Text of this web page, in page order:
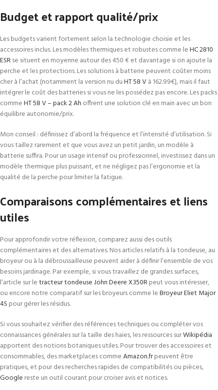
Budget et rapport qualité/prix
Les budgets varient fortement selon la technologie choisie et les
accessoires inclus. Les modèles thermiques et robustes comme leHC 2810
ESRse situent en moyenne autour des 450 € et davantage si on ajoute la
perche et les protections. Les solutions à batterie peuvent coûter moins
cher à l’achat (notamment la version nu duHT 58 Và 162.99€), mais il faut
intégrer le coût des batteries si vous ne les possédez pas encore. Les packs
commeHT 58 V – pack 2 Ah offrent une solution clé en main avec un bon
équilibre autonomie/prix.
Mon conseil : définissez d’abord la fréquence et l’intensité d’utilisation. Si
vous taillez rarement et que vous avez un petit jardin, un modèle à
batterie suffira. Pour un usage intensif ou professionnel, investissez dans un
modèle thermique plus puissant, et ne négligez pas l’ergonomie et la
qualité de la perche pour limiter la fatigue.
Comparaisons complémentaires et liens
utiles
Pour approfondir votre réflexion, comparez aussi des outils
complémentaires et des alternatives. Nos articles relatifs à la tondeuse, au
broyeur ou à la débroussailleuse peuvent aider à définir l’ensemble de vos
besoins jardinage. Par exemple, si vous travaillez de grandes surfaces,
l’article sur letracteur tondeuse John Deere X350Rpeut vous intéresser,
ou encore notre comparatif sur les broyeurs comme leBroyeur Eliet Major
4S pour gérer les résidus.
Si vous souhaitez vérifier des références techniques ou compléter vos
connaissances générales sur la taille des haies, les ressources surWikipédia
apportent des notions botaniques utiles. Pour trouver des accessoires et
consommables, des marketplaces commeAmazon.frpeuvent être
pratiques, et pour des recherches rapides de compatibilités ou pièces,
Google reste un outil courant pour croiser avis et notices.